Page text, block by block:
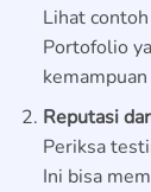
Lihat
Portofolio
Reputasi
Periksa
Ini bisa